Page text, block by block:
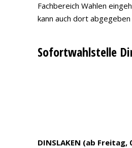
Fachbereich Wahlen
kann auch dort
Sofortwahlstelle
DINSLAKEN (ab Freitag,